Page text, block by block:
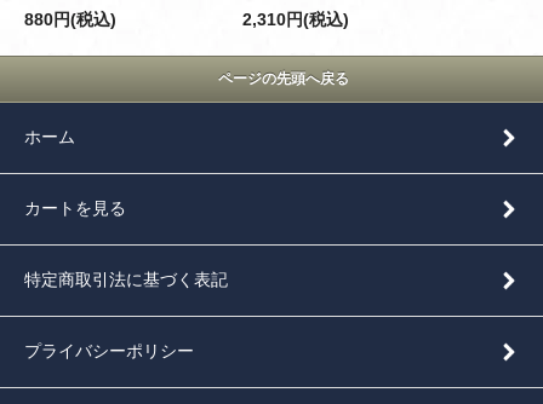
880円(税込) 2,310円(税込)
ページの先頭へ戻る
ホーム
カートを見る
特定商取引法に基づく表記
プライバシーポリシー